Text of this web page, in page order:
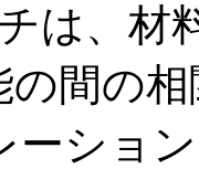
は、材
の間の
ーショ